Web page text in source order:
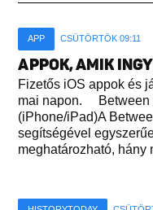
APP CSÜTÖRTÖK 09:11
APPOK, AMIK
Fizetős iOS appok és
mai napon. Between
(iPhone/iPad)A
segítségével
meghatározható, hány